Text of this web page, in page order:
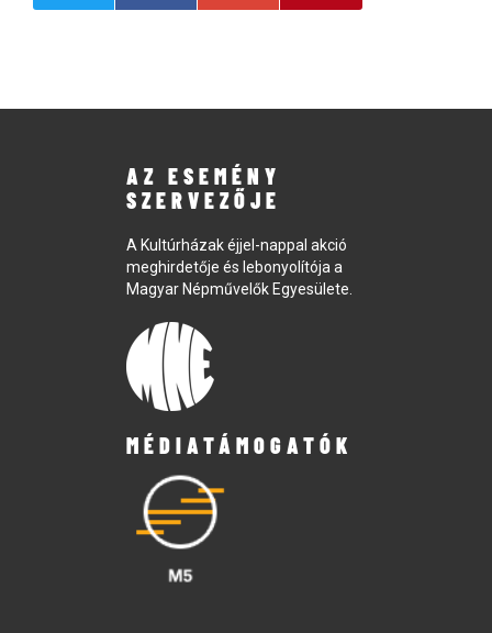
AZ ESEMÉNY
SZERVEZŐJE
A Kultúrházak éjjel-nappal akció
meghirdetője és lebonyolítója a
Magyar Népművelők Egyesülete.
MÉDIATÁMOGATÓK